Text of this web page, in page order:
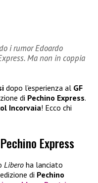
i rumor Edoardo
Ma non in coppia
dopo l’esperienza al GF
di Pechino Express.
Incorvaia! Ecco chi
Express
Libero ha lanciato
di Pechino